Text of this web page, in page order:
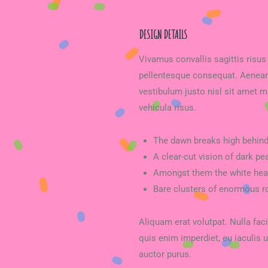
DESIGN DETAILS
Vivamus convallis sagittis
pellentesque consequat.
vestibulum justo nisl sit amet
vehicula risus.
The dawn breaks high
A clear-cut vision of dark
Amongst them the white
Bare clusters of enormous
Aliquam erat volutpat. Nulla
quis enim imperdiet, eu iaculis
auctor purus.